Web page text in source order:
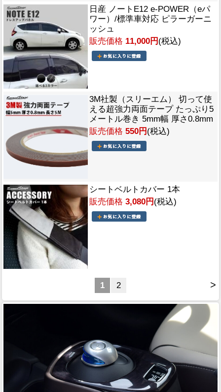
日産 ノートE12 e-POWER（eパ
ワー）/標準車対応 ピラーガーニ
ッシュ
販売価格 11,000円 (税込)
3M社製（スリーエム） 切って使
える超強力両面テープ たっぷり5
メートル巻き 5mm幅 厚さ0.8mm
販売価格 550円 (税込)
シートベルトカバー 1本
販売価格 3,080円 (税込)
>
1 2